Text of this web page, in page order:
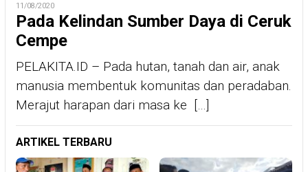
11/08/2020
Pada Kelindan Sumber Daya di Ceruk
Cempe
PELAKITA.ID – Pada hutan, tanah dan air, anak
manusia membentuk komunitas dan peradaban.
Merajut harapan dari masa ke […]
ARTIKEL TERBARU